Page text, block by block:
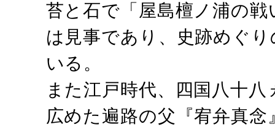
苔と石で「屋島檀ノ浦の
は見事であり、史跡めぐ
いる。
また江戸時代、四国八十
広めた遍路の父『宥弁真